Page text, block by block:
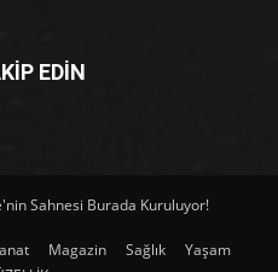
EDİN
Sahnesi Burada Kuruluyor!
Magazin Sağlık
Yaşam